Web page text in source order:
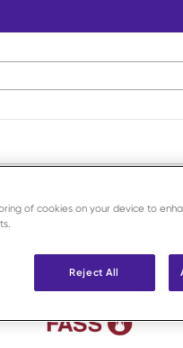
Art.nr: 423544
of cookies on your device to
Reject All